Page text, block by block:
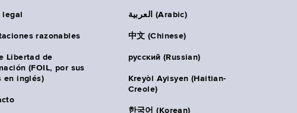
razonables
Libertad de
(FOIL, por sus
en inglés)
العربية (Arabic)
中文 (Chinese)
русский (Russian)
Kreyòl Ayisyen (Haitian-
Creole)
한국어 (Korean)